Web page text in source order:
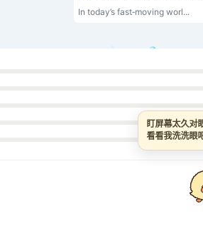
In today’s fast‑moving worl...
盯屏幕太久
看看我洗洗眼